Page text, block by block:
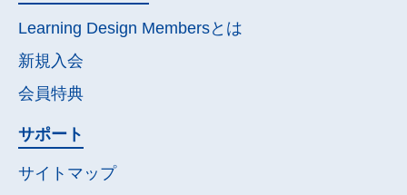
Learning Design Membersとは
新規入会
会員特典
サポート
サイトマップ